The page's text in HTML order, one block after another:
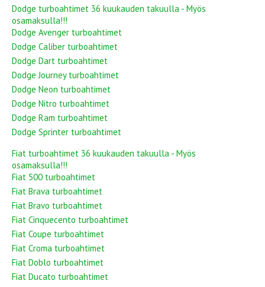
Dodge turboahtimet 36 kuukauden takuulla - Myös
osamaksulla!!!
Dodge Avenger turboahtimet
Dodge Caliber turboahtimet
Dodge Dart turboahtimet
Dodge Journey turboahtimet
Dodge Neon turboahtimet
Dodge Nitro turboahtimet
Dodge Ram turboahtimet
Dodge Sprinter turboahtimet
Fiat turboahtimet 36 kuukauden takuulla - Myös
osamaksulla!!!
Fiat 500 turboahtimet
Fiat Brava turboahtimet
Fiat Bravo turboahtimet
Fiat Cinquecento turboahtimet
Fiat Coupe turboahtimet
Fiat Croma turboahtimet
Fiat Doblo turboahtimet
Fiat Ducato turboahtimet